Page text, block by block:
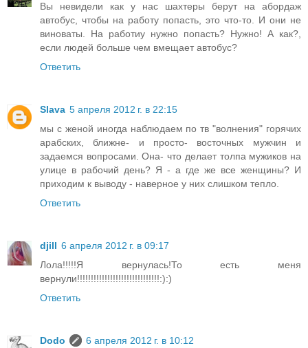
Вы невидели как у нас шахтеры берут на абордаж
автобус, чтобы на работу попасть, это что-то. И они не
виноваты. На работиу нужно попасть? Нужно! А как?,
если людей больше чем вмещает автобус?
Ответить
Slava 5 апреля 2012 г. в 22:15
мы с женой иногда наблюдаем по тв "волнения" горячих
арабских, ближне- и просто- восточных мужчин и
задаемся вопросами. Она- что делает толпа мужиков на
улице в рабочий день? Я - а где же все женщины? И
приходим к выводу - наверное у них слишком тепло.
Ответить
djill 6 апреля 2012 г. в 09:17
Лола!!!!!Я вернулась!То есть меня
вернули!!!!!!!!!!!!!!!!!!!!!!!!!!!!!!:):)
Ответить
Dodo
6 апреля 2012 г. в 10:12